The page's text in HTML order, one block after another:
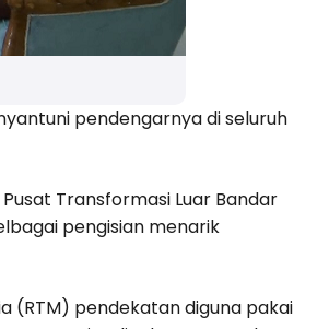
pendengarnya di seluruh
Transformasi Luar Bandar
pengisian menarik
(RTM) pendekatan diguna pakai